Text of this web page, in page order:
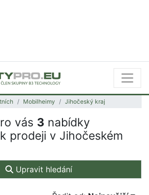
Mobilheimy Jihočeský kraj
vás 3 nabídky
prodeji v Jihočeském
Upravit hledání